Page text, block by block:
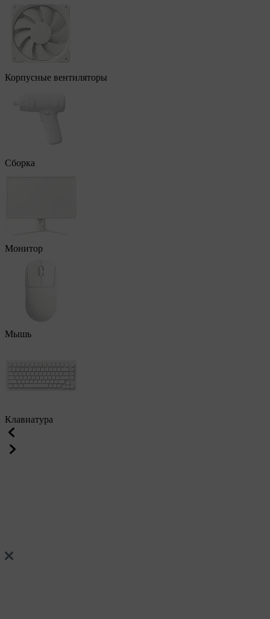
Корпусные вентиляторы
Сборка
Монитор
Мышь
Клавиатура